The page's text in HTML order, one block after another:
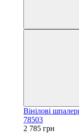
Вінілові
78503
2 785 грн